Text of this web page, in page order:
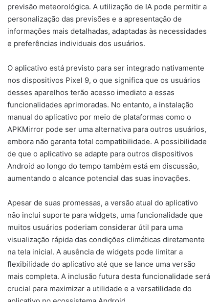
previsão meteorológica. A utilização de IA pode permitir a
personalização das previsões e a apresentação de
informações mais detalhadas, adaptadas às necessidades
e preferências individuais dos usuários.
O aplicativo está previsto para ser integrado nativamente
nos dispositivos Pixel 9, o que significa que os usuários
desses aparelhos terão acesso imediato a essas
funcionalidades aprimoradas. No entanto, a instalação
manual do aplicativo por meio de plataformas como o
APKMirror pode ser uma alternativa para outros usuários,
embora não garanta total compatibilidade. A possibilidade
de que o aplicativo se adapte para outros dispositivos
Android ao longo do tempo também está em discussão,
aumentando o alcance potencial das suas inovações.
Apesar de suas promessas, a versão atual do aplicativo
não inclui suporte para widgets, uma funcionalidade que
muitos usuários poderiam considerar útil para uma
visualização rápida das condições climáticas diretamente
na tela inicial. A ausência de widgets pode limitar a
flexibilidade do aplicativo até que se lance uma versão
mais completa. A inclusão futura desta funcionalidade será
crucial para maximizar a utilidade e a versatilidade do